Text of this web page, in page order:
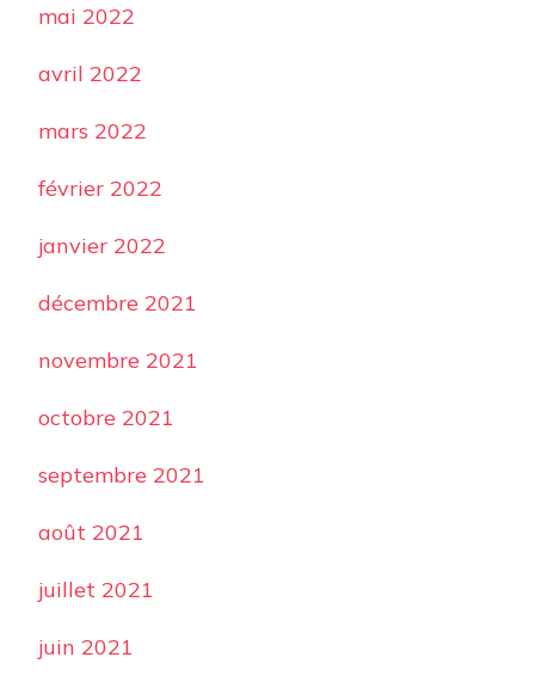
mai 2022
avril 2022
mars 2022
février 2022
janvier 2022
décembre 2021
novembre 2021
octobre 2021
septembre 2021
août 2021
juillet 2021
juin 2021